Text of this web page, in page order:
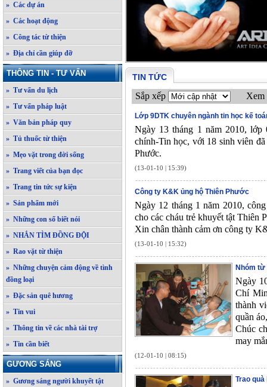
» Các dự án
» Các hoạt động
» Công tác từ thiện
» Địa chỉ cần giúp đỡ
THÔNG TIN - TƯ VẤN
» Tư vấn du lịch
» Tư vấn pháp luật
» Văn bản pháp quy
» Tủ thuốc từ thiện
» Mẹo vặt trong đời sống
» Trang viết của bạn đọc
» Trang tin tức sự kiện
» Sản phẩm mới
» Những con số biết nói
» NHẮN TÌM ĐỒNG ĐỘI
» Rao vặt từ thiện
» Những chuyện cảm động về tình
đồng loại
» Đặc sản quê hương
» Tin vui
» Thông tin về các nhà tài trợ
» Tin cần biết
GƯƠNG SÁNG
» Gương sáng người khuyết tật
TIN TỨC
Sắp xếp Xem
Lớp 9DTK chuyên ngành tin học kế
Ngày 13 tháng 1 năm 2010,
chính-Tin học, với 18 sinh viên
Phước.
(13-01-10 | 15:39)
Công ty K&K ủng hộ Thiên Phước
Ngày 12 tháng 1 năm 2010,
cho các cháu trẻ khuyết tật Thiên
Xin chân thành cảm ơn công ty
(13-01-10 | 15:32)
Nhóm
Ngày
Chí
thành
quần
Chúc
may
(12-01-10 | 08:15)
Trao quà